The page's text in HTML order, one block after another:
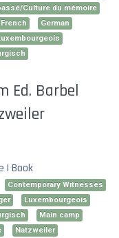
Culture du mémoire
French
German
Ed. Barbel
| Book
Contemporary Witnesses
Luxembourgeois
Main camp
Natzweiler